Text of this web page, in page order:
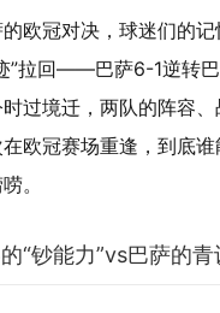
欧冠对决，球迷们的
”拉回——巴萨6-1逆转
过境迁，两队的阵容
欧冠赛场重逢，到底谁
。
“钞能力”vs巴萨的青